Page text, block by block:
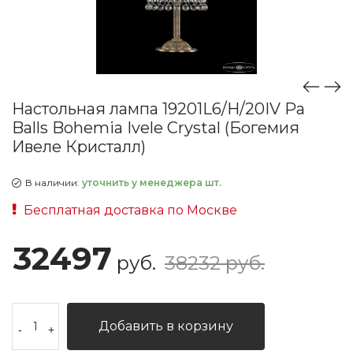
Настольная лампа 19201L6/H/20IV Pa
Balls Bohemia Ivele Crystal (Богемия
Ивеле Кристалл)
В наличии: уточнить у менеджера шт.
Бесплатная доставка по Москве
32497 руб. 38232 руб.
- + Добавить в корзину